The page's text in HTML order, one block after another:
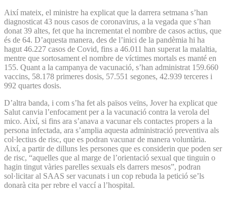
Així mateix, el ministre ha explicat que la darrera setmana s’han
diagnosticat 43 nous casos de coronavirus, a la vegada que s’han
donat 39 altes, fet que ha incrementat el nombre de casos actius, que
és de 64. D’aquesta manera, des de l’inici de la pandèmia hi ha
hagut 46.227 casos de Covid, fins a 46.011 han superat la malaltia,
mentre que sortosament el nombre de víctimes mortals es manté en
155. Quant a la campanya de vacunació, s’han administrat 159.660
vaccins, 58.178 primeres dosis, 57.551 segones, 42.939 terceres i
992 quartes dosis.
D’altra banda, i com s’ha fet als països veïns, Jover ha explicat que
Salut canvia l’enfocament per a la vacunació contra la verola del
mico. Així, si fins ara s’anava a vacunar els contactes propers a la
persona infectada, ara s’amplia aquesta administració preventiva als
col·lectius de risc, que es podran vacunar de manera voluntària.
Així, a partir de dilluns les persones que es considerin que poden ser
de risc, “aquelles que al marge de l’orientació sexual que tinguin o
hagin tingut vàries parelles sexuals els darrers mesos”, podran
sol·licitar al SAAS ser vacunats i un cop rebuda la petició se’ls
donarà cita per rebre el vaccí a l’hospital.